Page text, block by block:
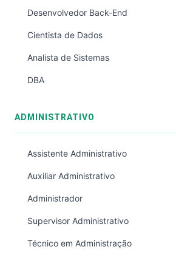
Desenvolvedor Back-End
Cientista de Dados
Analista de Sistemas
DBA
ADMINISTRATIVO
Assistente Administrativo
Auxiliar Administrativo
Administrador
Supervisor Administrativo
Técnico em Administração